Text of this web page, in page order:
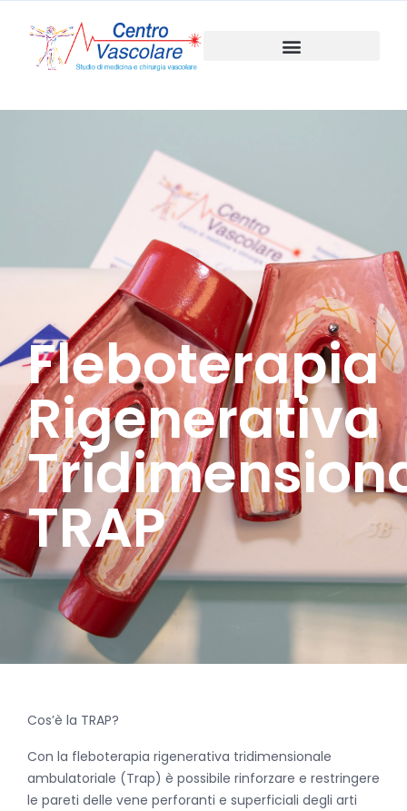
Fleboterapia
Rigenerativa
TRAP
Cos’è la TRAP?
Con la fleboterapia rigenerativa tridimensionale
ambulatoriale (Trap) è possibile rinforzare e restringere
le pareti delle vene perforanti e superficiali degli arti